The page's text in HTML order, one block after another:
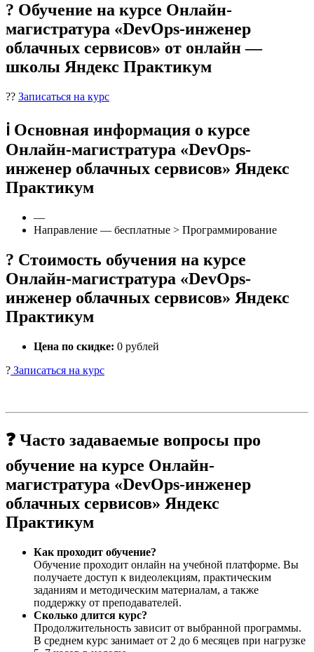
? Обучение на курсе Онлайн-
магистратура «DevOps-инженер
облачных сервисов» от онлайн —
школы Яндекс Практикум
?? Записаться на курс
ℹ️ Основная информация о курсе
Онлайн-магистратура «DevOps-
инженер облачных сервисов» Яндекс
Практикум
—
Направление — бесплатные > Программирование
? Стоимость обучения на курсе
Онлайн-магистратура «DevOps-
инженер облачных сервисов» Яндекс
Практикум
Цена по скидке: 0 рублей
? Записаться на курс
❓ Часто задаваемые вопросы про
обучение на курсе Онлайн-
магистратура «DevOps-инженер
облачных сервисов» Яндекс
Практикум
Как проходит обучение?
Обучение проходит онлайн на учебной платформе. Вы
получаете доступ к видеолекциям, практическим
заданиям и методическим материалам, а также
поддержку от преподавателей.
Сколько длится курс?
Продолжительность зависит от выбранной программы.
В среднем курс занимает от 2 до 6 месяцев при нагрузке